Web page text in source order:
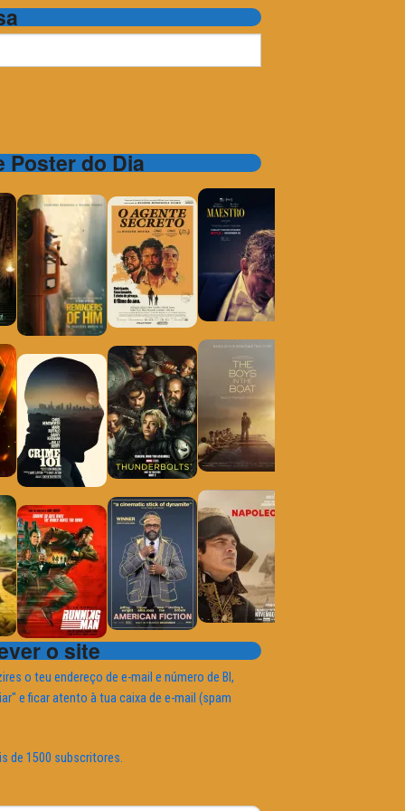
Poster do Dia
o site
o teu endereço de e-mail e número de BI,
e ficar atento à tua caixa de e-mail (spam
de 1500 subscritores.